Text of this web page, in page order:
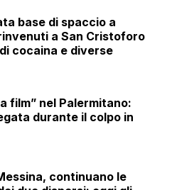
base di spaccio a
a San Cristoforo
cocaina e diverse
film” nel Palermitano:
durante il colpo in
continuano le